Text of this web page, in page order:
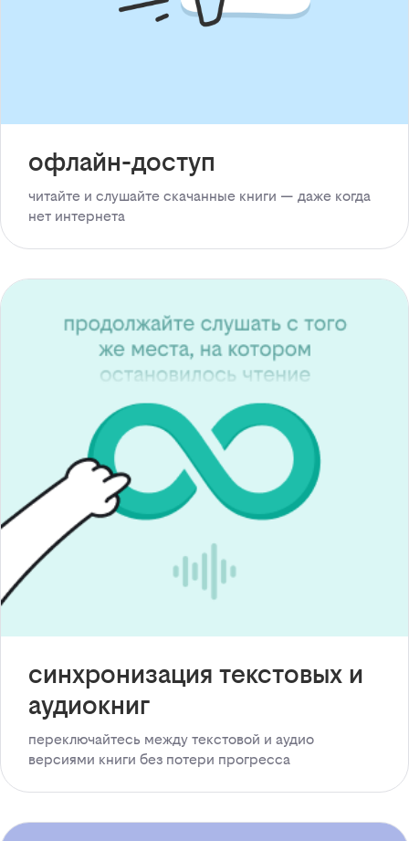
офлайн-доступ
читайте и слушайте скачанные книги — даже когда
нет интернета
синхронизация текстовых и
аудиокниг
переключайтесь между текстовой и аудио
версиями книги без потери прогресса